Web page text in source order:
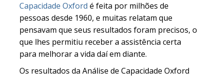
Capacidade Oxford é feita por milhões de
pessoas desde 1960, e muitas relatam que
pensavam que seus resultados foram precisos, o
que lhes permitiu receber a assistência certa
para melhorar a vida daí em diante.
Os resultados da Análise de Capacidade Oxford